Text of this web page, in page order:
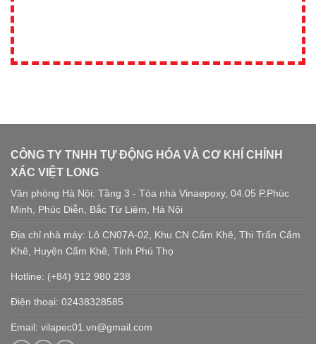
CÔNG TY TNHH TỰ ĐỘNG HÓA VÀ CƠ KHÍ CHÍNH
XÁC VIỆT LONG
Văn phòng Hà Nội: Tầng 3 - Tòa nhà Vinaepoxy, 04.05 P.Phúc
Minh, Phúc Diễn, Bắc Từ Liêm, Hà Nội
Địa chỉ nhà máy: Lô CN07A-02, Khu CN Cẩm Khê, Thi Trấn Cẩm
Khê, Huyện Cẩm Khê, Tỉnh Phú Thọ
Hotline: (+84) 912 980 238
Điện thoại: 02438328585
Email: vilapec01.vn@gmail.com